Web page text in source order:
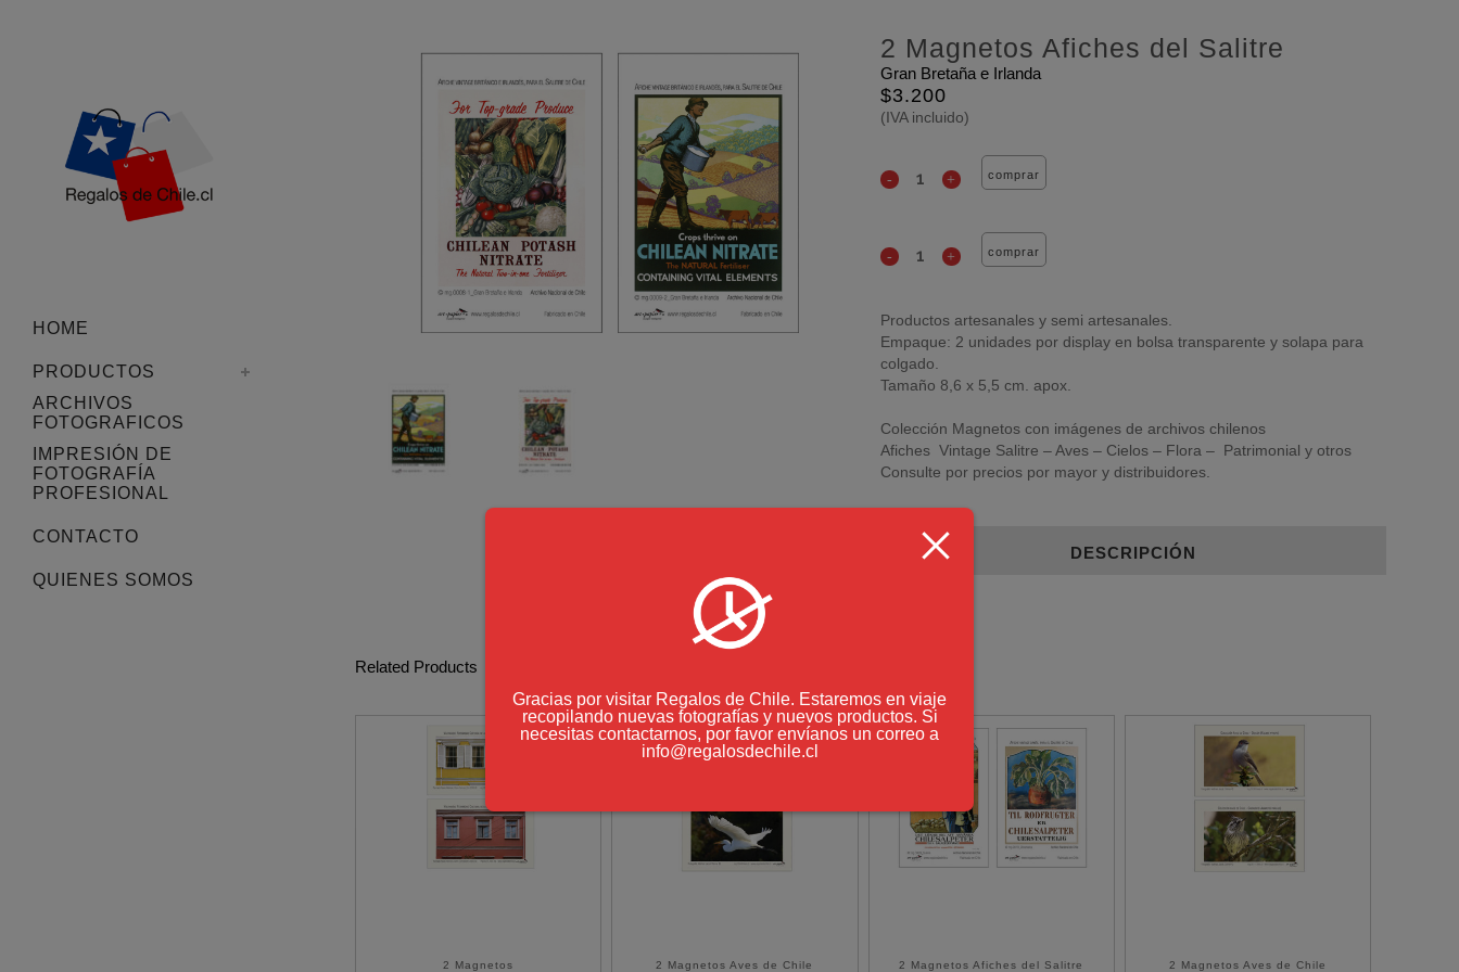
HOME
PRODUCTOS
ARCHIVOS
FOTOGRAFICOS
IMPRESIÓN DE
FOTOGRAFÍA
PROFESIONAL
CONTACTO
QUIENES SOMOS
2 Magnetos Afiches del Salitre
Gran Bretaña e Irlanda
$3.200
(IVA incluido)
comprar
comprar
Productos artesanales y semi artesanales.
Empaque: 2 unidades por display en bolsa transparente y solapa para
colgado.
Tamaño 8,6 x 5,5 cm. apox.
Colección Magnetos con imágenes de archivos chilenos
Afiches Vintage Salitre – Aves – Cielos – Flora – Patrimonial y otros
Consulte por precios por mayor y distribuidores.
DESCRIPCIÓN
Related Products
2 Magnetos 2 Magnetos Aves de Chile 2 Magnetos Afiches del Salitre 2 Magnetos Aves de Chile
Gracias por visitar Regalos de Chile. Estaremos en viaje
recopilando nuevas fotografías y nuevos productos. Si
necesitas contactarnos, por favor envíanos un correo a
info@regalosdechile.cl